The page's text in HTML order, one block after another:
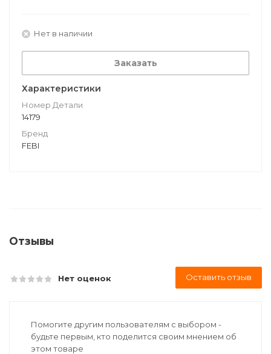
Нет в наличии
Заказать
Характеристики
Номер Детали
14179
Бренд
FEBI
Отзывы
Нет оценок Оставить отзыв
Помогите другим пользователям с выбором -
будьте первым, кто поделится своим мнением об
этом товаре